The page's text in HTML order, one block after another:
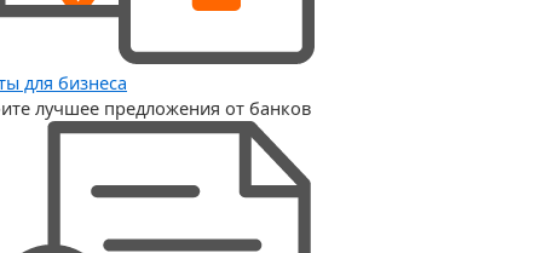
для бизнеса
лучшее предложения от банков